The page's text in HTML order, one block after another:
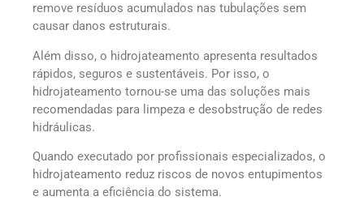
remove resíduos acumulados nas tubulações sem
causar danos estruturais.
Além disso, o hidrojateamento apresenta resultados
rápidos, seguros e sustentáveis. Por isso, o
hidrojateamento tornou-se uma das soluções mais
recomendadas para limpeza e desobstrução de redes
hidráulicas.
Quando executado por profissionais especializados, o
hidrojateamento reduz riscos de novos entupimentos
e aumenta a eficiência do sistema.